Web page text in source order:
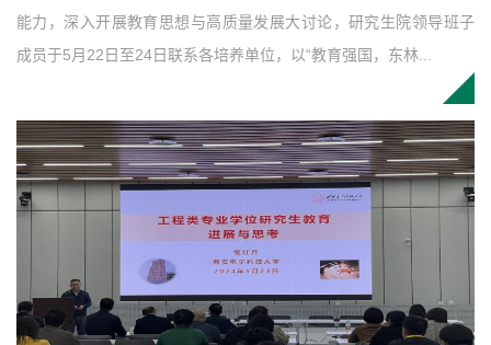
能力，深入开展教育思想与高质量发展大讨论，研究生院领导班子
成员于5月22日至24日联系各培养单位，以“教育强国，东林...